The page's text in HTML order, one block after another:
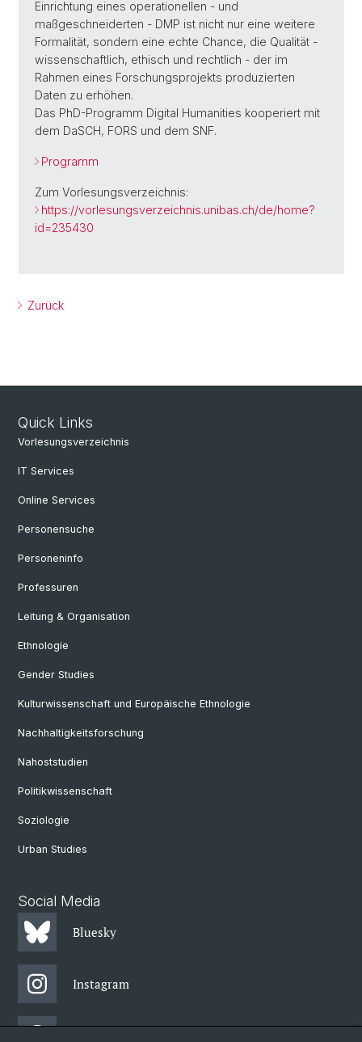
Einrichtung eines operationellen - und
maßgeschneiderten - DMP ist nicht nur eine weitere
Formalität, sondern eine echte Chance, die Qualität -
wissenschaftlich, ethisch und rechtlich - der im
Rahmen eines Forschungsprojekts produzierten
Daten zu erhöhen.
Das PhD-Programm Digital Humanities kooperiert mit
dem DaSCH, FORS und dem SNF.
Programm
Zum Vorlesungsverzeichnis:
https://vorlesungsverzeichnis.unibas.ch/de/home?
id=235430
Zurück
Quick Links
Vorlesungsverzeichnis
IT Services
Online Services
Personensuche
Personeninfo
Professuren
Leitung & Organisation
Ethnologie
Gender Studies
Kulturwissenschaft und Europäische Ethnologie
Nachhaltigkeitsforschung
Nahoststudien
Politikwissenschaft
Soziologie
Urban Studies
Social Media
Bluesky
Instagram